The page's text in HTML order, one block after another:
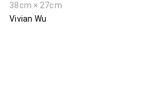
38cm × 27cm
Vivian Wu